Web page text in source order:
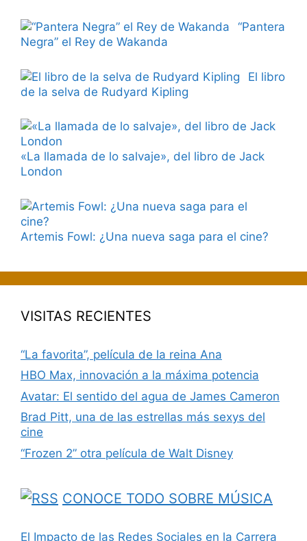
“Pantera
Negra” el Rey de Wakanda
El libro
de la selva de Rudyard Kipling
«La llamada de lo salvaje», del libro de Jack
London
Artemis Fowl: ¿Una nueva saga para el cine?
VISITAS RECIENTES
“La favorita”, película de la reina Ana
HBO Max, innovación a la máxima potencia
Avatar: El sentido del agua de James Cameron
Brad Pitt, una de las estrellas más sexys del
cine
“Frozen 2” otra película de Walt Disney
CONOCE TODO SOBRE MÚSICA
El Impacto de las Redes Sociales en la Carrera